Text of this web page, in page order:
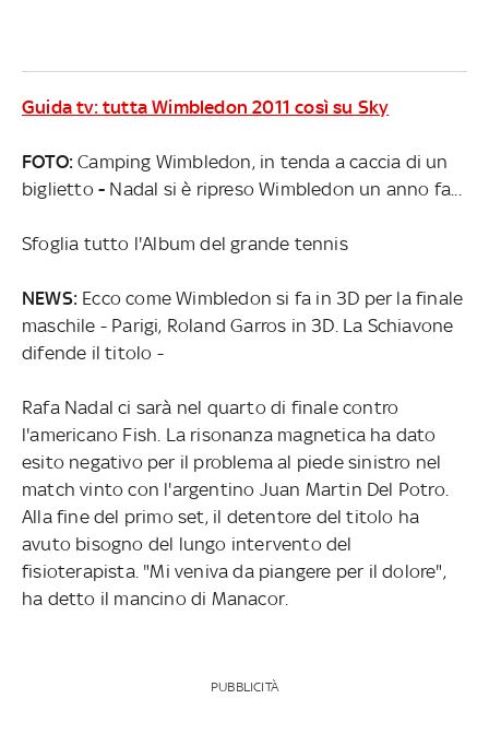
Guida tv: tutta Wimbledon 2011 così su Sky
FOTO:Camping Wimbledon, in tenda a caccia di un
biglietto - Nadal si è ripreso Wimbledon un anno fa...
Sfoglia tutto l'Album del grande tennis
NEWS: Ecco come Wimbledon si fa in 3D per la finale
maschile - Parigi, Roland Garros in 3D. La Schiavone
difende il titolo -
Rafa Nadal ci sarà nel quarto di finale contro
l'americano Fish. La risonanza magnetica ha dato
esito negativo per il problema al piede sinistro nel
match vinto con l'argentino Juan Martin Del Potro.
Alla fine del primo set, il detentore del titolo ha
avuto bisogno del lungo intervento del
fisioterapista. "Mi veniva da piangere per il dolore",
ha detto il mancino di Manacor.
PUBBLICITÀ